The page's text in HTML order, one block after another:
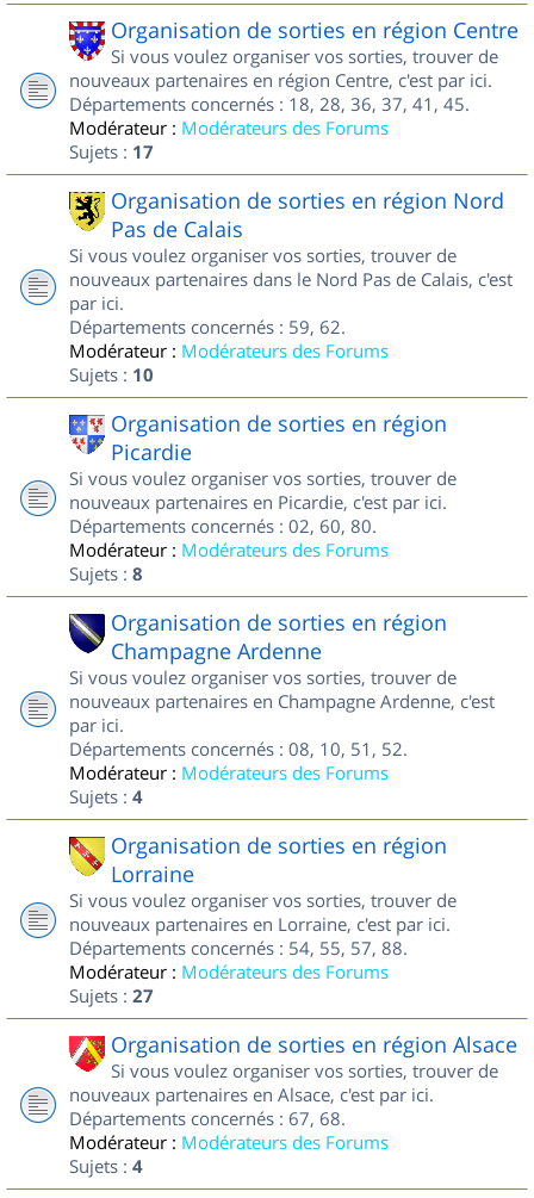
Organisation de sorties en région Centre
Si vous voulez organiser vos sorties, trouver de
nouveaux partenaires en région Centre, c'est par ici.
Départements concernés : 18, 28, 36, 37, 41, 45.
Modérateur : Modérateurs des Forums
Sujets : 17
Organisation de sorties en région Nord
Pas de Calais
Si vous voulez organiser vos sorties, trouver de
nouveaux partenaires dans le Nord Pas de Calais, c'est
par ici.
Départements concernés : 59, 62.
Modérateur : Modérateurs des Forums
Sujets : 10
Organisation de sorties en région
Picardie
Si vous voulez organiser vos sorties, trouver de
nouveaux partenaires en Picardie, c'est par ici.
Départements concernés : 02, 60, 80.
Modérateur : Modérateurs des Forums
Sujets : 8
Organisation de sorties en région
Champagne Ardenne
Si vous voulez organiser vos sorties, trouver de
nouveaux partenaires en Champagne Ardenne, c'est
par ici.
Départements concernés : 08, 10, 51, 52.
Modérateur : Modérateurs des Forums
Sujets : 4
Organisation de sorties en région
Lorraine
Si vous voulez organiser vos sorties, trouver de
nouveaux partenaires en Lorraine, c'est par ici.
Départements concernés : 54, 55, 57, 88.
Modérateur : Modérateurs des Forums
Sujets : 27
Organisation de sorties en région Alsace
Si vous voulez organiser vos sorties, trouver de
nouveaux partenaires en Alsace, c'est par ici.
Départements concernés : 67, 68.
Modérateur : Modérateurs des Forums
Sujets : 4